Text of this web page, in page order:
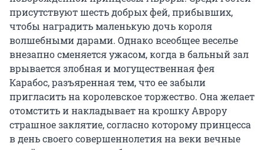
присутствуют шесть добрых фей, прибывших,
чтобы наградить маленькую дочь короля
волшебными дарами. Однако всеобщее веселье
внезапно сменяется ужасом, когда в бальный зал
врывается злобная и могущественная фея
Карабос, разъяренная тем, что ее забыли
пригласить на королевское торжество. Она желает
отомстить и накладывает на крошку Аврору
страшное заклятие, согласно которому принцесса
в день своего совершеннолетия на веки вечные